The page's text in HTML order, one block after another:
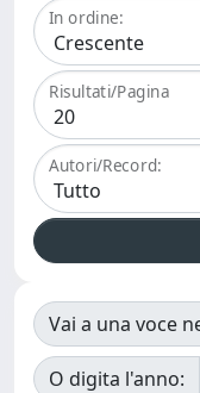
In ordine:
Risultati/Pagina
Autori/Record:
Vai a una voce
O digita l'anno: